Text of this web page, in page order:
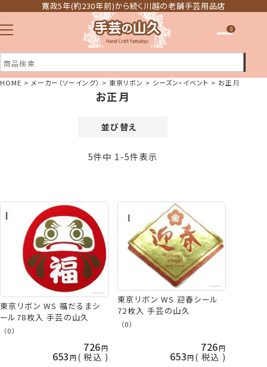
寛政5年(約230年前)から続く川越の老舗手芸用品店
注文履歴
0
HOME メーカー（ソーイング） 東京リボン シーズン・イベント お正月
お正月
並び替え
価格が高い順
おすすめ順
レビュー順
5件中 1 -5件表示
東京リボン WS 福だるまシ
ール78枚入 手芸の山久
（0）
726
653 税込
東京リボン WS 迎春シール
72枚入 手芸の山久
（0）
726
653 税込